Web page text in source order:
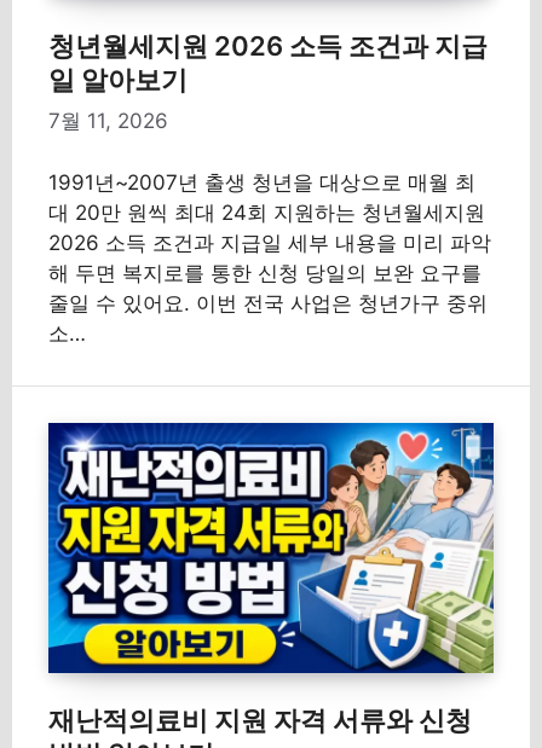
청년월세지원 2026 소득 조건과 지급
일 알아보기
7월 11, 2026
1991년~2007년 출생 청년을 대상으로 매월 최
대 20만 원씩 최대 24회 지원하는 청년월세지원
2026 소득 조건과 지급일 세부 내용을 미리 파악
해 두면 복지로를 통한 신청 당일의 보완 요구를
줄일 수 있어요. 이번 전국 사업은 청년가구 중위
소…
재난적의료비 지원 자격 서류와 신청